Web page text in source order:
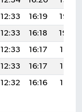
12:33 16:19
19:22
12:33 16:18
19:20
12:33 16:17
19:19
12:33 16:17
19:17
12:32 16:16 19:16